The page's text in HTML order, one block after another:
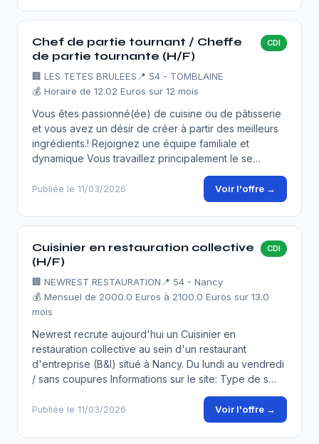
Chef de partie tournant / Cheffe
de partie tournante (H/F)
CDI
🏢 LES TETES BRULEES 📍 54 - TOMBLAINE
💰 Horaire de 12.02 Euros sur 12 mois
Vous êtes passionné(ée) de cuisine ou de pâtisserie
et vous avez un désir de créer à partir des meilleurs
ingrédients.! Rejoignez une équipe familiale et
dynamique Vous travaillez principalement le se…
Publiée le 11/03/2026 Voir l'offre →
Cuisinier en restauration collective
(H/F)
CDI
🏢 NEWREST RESTAURATION 📍 54 - Nancy
💰 Mensuel de 2000.0 Euros à 2100.0 Euros sur 13.0
mois
Newrest recrute aujourd'hui un Cuisinier en
restauration collective au sein d'un restaurant
d'entreprise (B&I) situé à Nancy. Du lundi au vendredi
/ sans coupures Informations sur le site: Type de s…
Publiée le 11/03/2026 Voir l'offre →